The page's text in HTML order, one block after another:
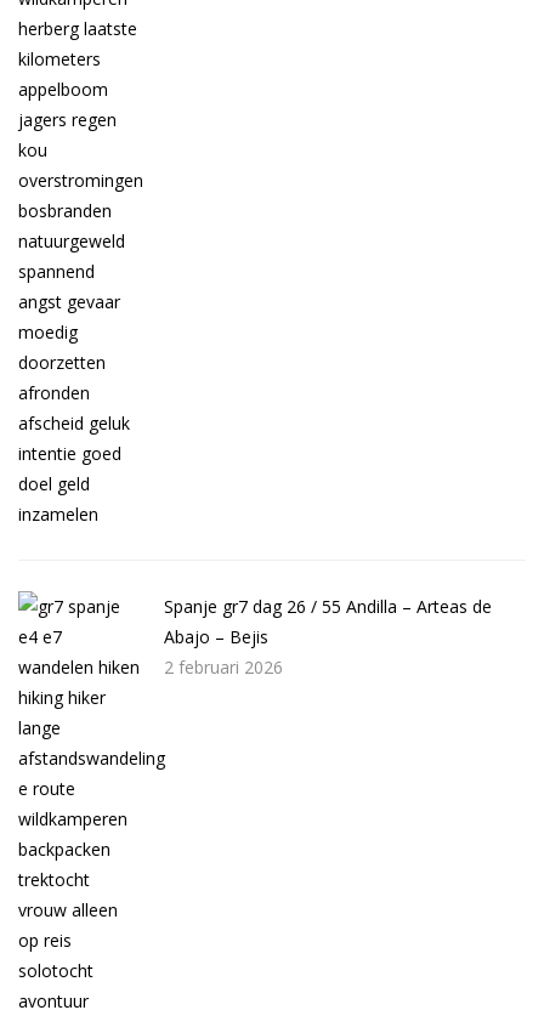
Spanje gr7 dag 26 / 55 Andilla – Arteas de
Abajo – Bejis
2 februari 2026